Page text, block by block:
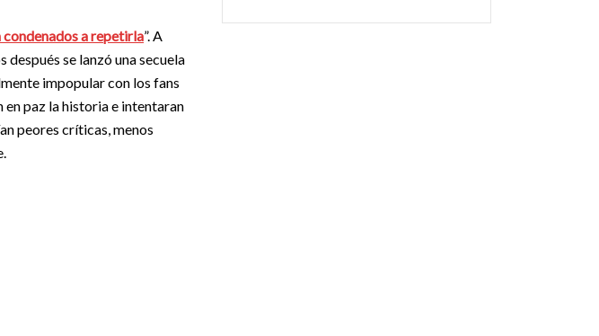
condenados a repetirla”. A
se lanzó una secuela
impopular con los fans
paz la historia e intentaran
peores críticas, menos